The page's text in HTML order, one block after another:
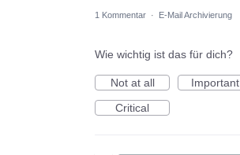
1 Kommentar · E-Mail Archivierung
Wie wichtig ist das für dich?
Not at all
Important
Critical